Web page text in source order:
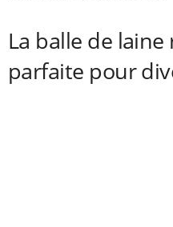
La balle de
parfaite pour